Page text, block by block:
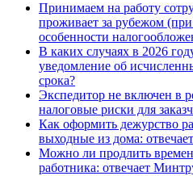
Принимаем на работу
проживает за рубежом
особенности
В каких случаях в 2026
уведомление об
срока?
Экспедитор не включен в
налоговые риски для
Как оформить дежурство
выходные из дома:
Можно ли продлить
работника: отвечает